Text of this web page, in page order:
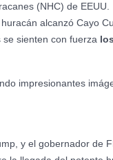
(NHC) de
alcanzó Cayo
sienten con fuerza
impresionantes
y el gobernador de